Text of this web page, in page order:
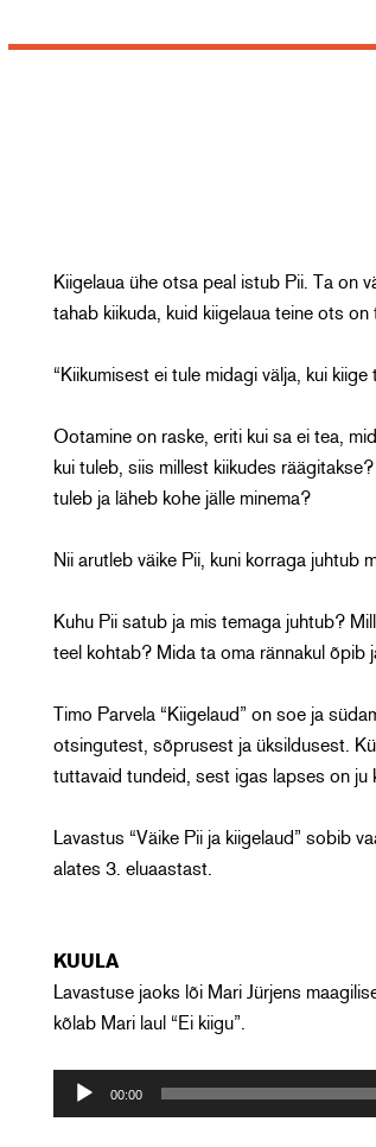
Kiigelaua ühe otsa peal istub Pii. Ta on
tahab kiikuda, kuid kiigelaua teine ots on
“Kiikumisest ei tule midagi välja, kui
Ootamine on raske, eriti kui sa ei tea,
kui tuleb, siis millest kiikudes
tuleb ja läheb kohe jälle minema?
Nii arutleb väike Pii, kuni korraga juhtub
Kuhu Pii satub ja mis temaga juhtub?
teel kohtab? Mida ta oma rännakul õpib
Timo Parvela “Kiigelaud” on soe ja
otsingutest, sõprusest ja üksildusest.
tuttavaid tundeid, sest igas lapses on ju
Lavastus “Väike Pii ja kiigelaud” sobib
alates 3. eluaastast.
KUULA
Lavastuse jaoks lõi Mari Jürjens
kõlab Mari laul “Ei kiigu”.
Audioesitaja
00:00